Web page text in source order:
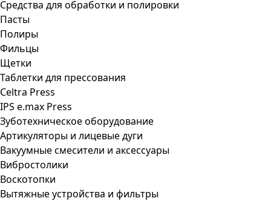
Средства для обработки и полировки
Пасты
Полиры
Фильцы
Щетки
Таблетки для прессования
Celtra Press
IPS e.max Press
Зуботехническое оборудование
Артикуляторы и лицевые дуги
Вакуумные смесители и аксессуары
Вибростолики
Воскотопки
Вытяжные устройства и фильтры